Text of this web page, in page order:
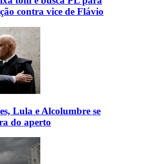
contra vice de Flávio
Lula e Alcolumbre se
do aperto